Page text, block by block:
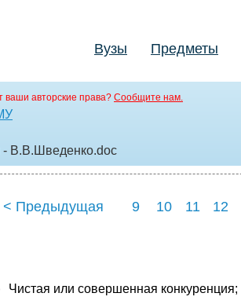
Вузы Предметы
авторские права? Сообщите нам.
- В.В.Шведенко.doc
< Предыдущая 9 10 11 12
Чистая или совершенная конкуренция;